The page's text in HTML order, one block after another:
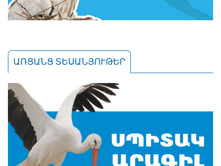
ԱՌՑԱՆՑ ՏԵՍԱՆՅՈՒԹԵՐ